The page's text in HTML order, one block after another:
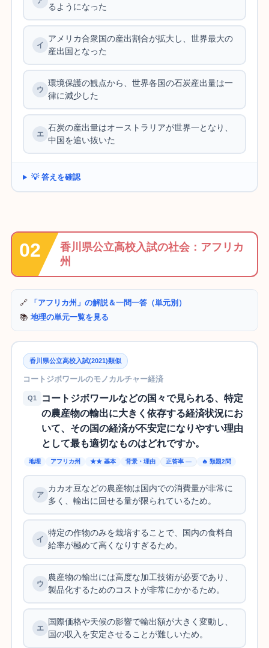
るようになった
アメリカ合衆国の産出割合が拡大し、世界最大の
産出国となった
環境保護の観点から、世界各国の石炭産出量は一
律に減少した
石炭の産出量はオーストラリアが世界一となり、
中国を追い抜いた
💡 答えを確認
香川県公立高校入試の社会：アフリカ
州
🔗
「アフリカ州」の解説＆一問一答（単元別）
📚 地理の単元一覧を見る
香川県公立高校入試(2021)類似
コートジボワールのモノカルチャー経済
Q1
コートジボワールなどの国々で見られる、特定
の農産物の輸出に大きく依存する経済状況にお
いて、その国の経済が不安定になりやすい理由
として最も適切なものはどれですか。
地理 アフリカ州 ★★ 基本 背景・理由 正答率 — 🔥 類題2問
カカオ豆などの農産物は国内での消費量が非常に
多く、輸出に回せる量が限られているため。
特定の作物のみを栽培することで、国内の食料自
給率が極めて高くなりすぎるため。
農産物の輸出には高度な加工技術が必要であり、
製品化するためのコストが非常にかかるため。
国際価格や天候の影響で輸出額が大きく変動し、
国の収入を安定させることが難しいため。